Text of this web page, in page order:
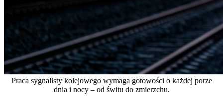
Praca sygnalisty kolejowego wymaga gotowości o każdej porze
dnia i nocy – od świtu do zmierzchu.